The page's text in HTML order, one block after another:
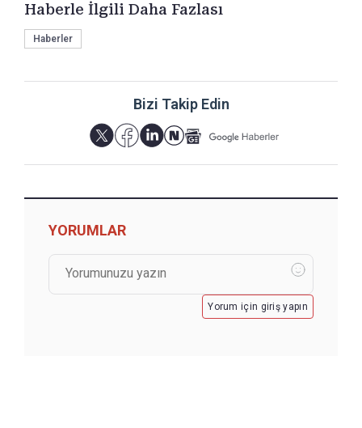
Haberle İlgili Daha Fazlası
Haberler
Bizi Takip Edin
YORUMLAR
Yorum için giriş yapın